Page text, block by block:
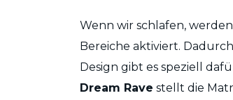
Wenn wir schlafen,
Bereiche aktiviert.
Design gibt es speziell
Dream Rave stellt die